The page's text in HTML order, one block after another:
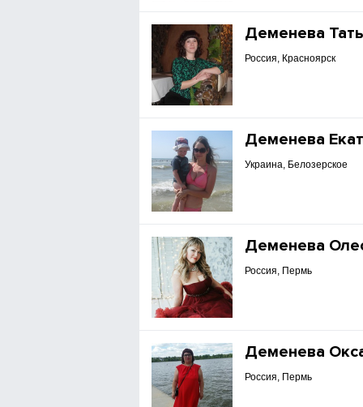
Деменева
Россия, Красноярск
Деменева
Украина, Белозерское
Деменева
Россия, Пермь
Деменева
Россия, Пермь